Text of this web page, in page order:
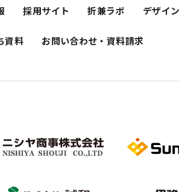
採用サイト 折兼ラボ デザイ
資料 お問い合わせ・資料請求